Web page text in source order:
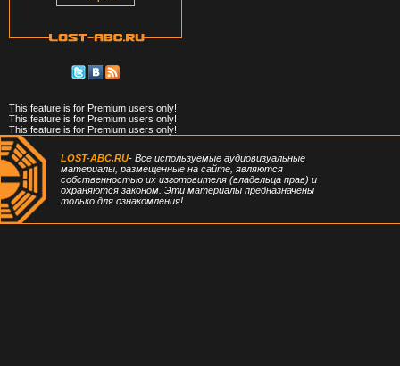
This feature is for Premium users only!
This feature is for Premium users only!
This feature is for Premium users only!
LOST-ABC.RU- Все используемые аудиовизуальные
материалы, размещенные на сайте, являются
собственностью их изготовителя (владельца прав) и
охраняются законом. Эти материалы предназначены
только для ознакомления!